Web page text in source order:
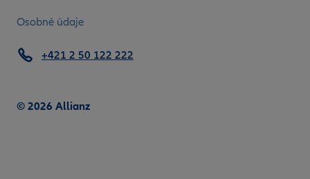
Osobné údaje
© 2026 Allianz
+421 2 50 122 222